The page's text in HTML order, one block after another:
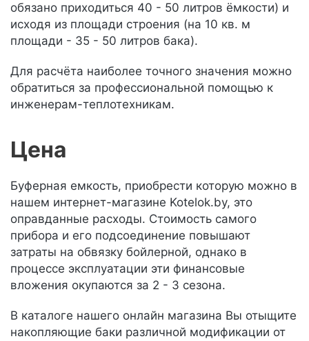
обязано приходиться 40 - 50 литров ёмкости) и
исходя из площади строения (на 10 кв. м
площади - 35 - 50 литров бака).
Для расчёта наиболее точного значения можно
обратиться за профессиональной помощью к
инженерам-теплотехникам.
Цена
Буферная емкость, приобрести которую можно в
нашем интернет-магазине Kotelok.by, это
оправданные расходы. Стоимость самого
прибора и его подсоединение повышают
затраты на обвязку бойлерной, однако в
процессе эксплуатации эти финансовые
вложения окупаются за 2 - 3 сезона.
В каталоге нашего онлайн магазина Вы отыщите
накопляющие баки различной модификации от